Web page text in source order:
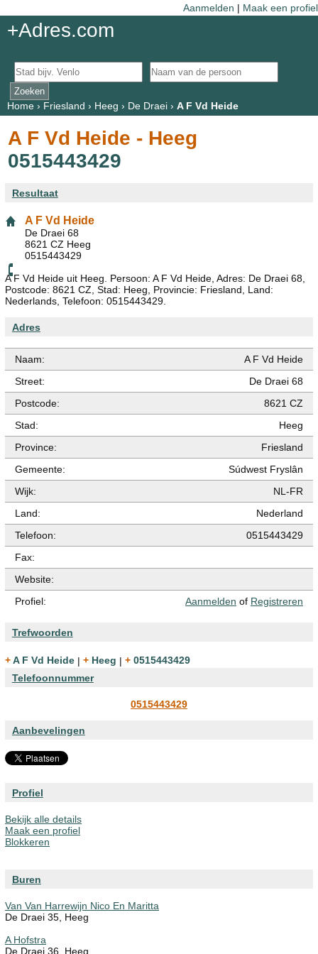
Aanmelden | Maak een profiel
+Adres.com
Home› Friesland › Heeg › De Draei› A F Vd Heide
A F Vd Heide - Heeg
0515443429
Resultaat
A F Vd Heide
De Draei 68
8621 CZ Heeg
0515443429
A F Vd Heide uit Heeg. Persoon: A F Vd Heide, Adres: De Draei 68,
Postcode: 8621 CZ, Stad: Heeg, Provincie: Friesland, Land:
Nederlands, Telefoon: 0515443429.
Adres
Naam:
A F Vd Heide
Street:
De Draei 68
Postcode:
8621 CZ
Stad:
Heeg
Province:
Friesland
Gemeente:
Súdwest Fryslân
Wijk:
NL-FR
Land:
Nederland
Telefoon:
0515443429
Fax:
Website:
Profiel:
Aanmelden of Registreren
Trefwoorden
+ A F Vd Heide | + Heeg |
+ 0515443429
Telefoonnummer
0515443429
Aanbevelingen
Profiel
Bekijk alle details
Maak een profiel
Blokkeren
Buren
Van Van Harrewijn Nico En Maritta
De Draei 35, Heeg
A Hofstra
De Draei 36, Heeg